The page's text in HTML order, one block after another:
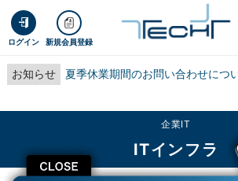
ログイン 新規会員登録
お知らせ 夏季休業期間のお問い合わせにつ
CLOSE
企業IT
ITインフラ